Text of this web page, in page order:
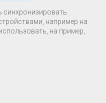
например на
на пример,